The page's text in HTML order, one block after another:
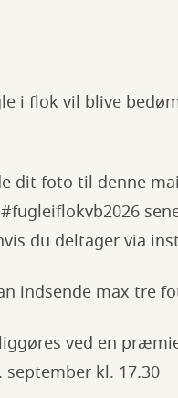
i flok vil blive
dit foto til denne
du deltager via
indsende max tre
ved en
september kl. 17.30